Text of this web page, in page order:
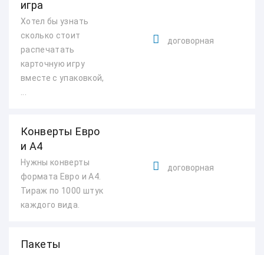
игра
Хотел бы узнать
сколько стоит
распечатать
карточную игру
вместе с упаковкой,
договорная
Конверты Евро
и А4
Нужны конверты
формата Евро и А4.
Тираж по 1000 штук
каждого вида.
договорная
Пакеты